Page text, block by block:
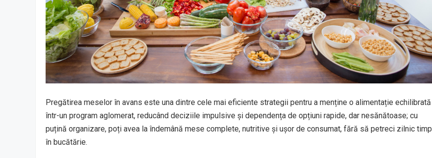
Pregătirea meselor în avans este una dintre cele mai eficiente strategii pentru a menține o alimentație echilibrată
într-un program aglomerat, reducând deciziile impulsive și dependența de opțiuni rapide, dar nesănătoase; cu
puțină organizare, poți avea la îndemână mese complete, nutritive și ușor de consumat, fără să petreci zilnic timp
în bucătărie.